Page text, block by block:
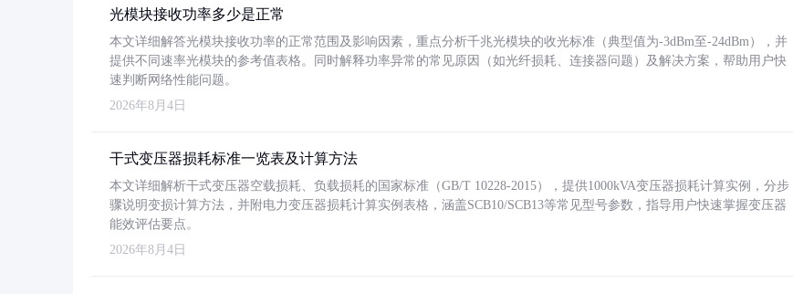
光模块接收功率多少是正常
本文详细解答光模块接收功率的正常范围及影响因素，重点分析千兆光模块的收光标准（典型值为-3dBm至-24dBm），并
提供不同速率光模块的参考值表格。同时解释功率异常的常见原因（如光纤损耗、连接器问题）及解决方案，帮助用户快
速判断网络性能问题。
2026年8月4日
干式变压器损耗标准一览表及计算方法
本文详细解析干式变压器空载损耗、负载损耗的国家标准（GB/T 10228-2015），提供1000kVA变压器损耗计算实例，分步
骤说明变损计算方法，并附电力变压器损耗计算实例表格，涵盖SCB10/SCB13等常见型号参数，指导用户快速掌握变压器
能效评估要点。
2026年8月4日